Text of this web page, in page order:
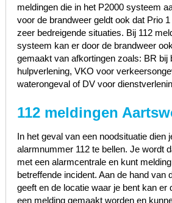
meldingen die in het P2000 systeem
voor de brandweer geldt ook dat Prio
zeer bedreigende situaties. Bij 112
systeem kan er door de brandweer
gemaakt van afkortingen zoals: BR bij
hulpverlening, VKO voor
waterongeval of DV voor
112 meldingen
In het geval van een noodsituatie dien
alarmnummer 112 te bellen. Je wordt
met een alarmcentrale en kunt
betreffende incident. Aan de hand van
geeft en de locatie waar je bent kan er
een melding gemaakt worden en